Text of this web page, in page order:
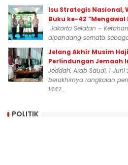
Isu Strategis Nasional,
Buku ke-42
Jakarta Selatan –
dipandang semata
Jelang Akhir Musim
Perlindungan Jemaah
Jeddah, Arab Saudi, 1
berakhirnya rangkaian
1447...
POLITIK